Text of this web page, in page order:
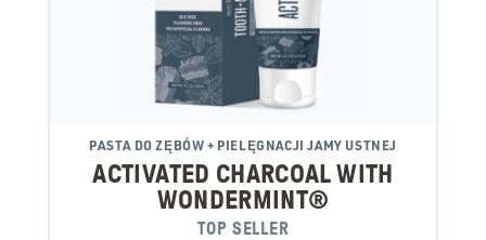
PASTA DO ZĘBÓW + PIELĘGNACJI JAMY USTNEJ
ACTIVATED CHARCOAL WITH
WONDERMINT®
TOP SELLER